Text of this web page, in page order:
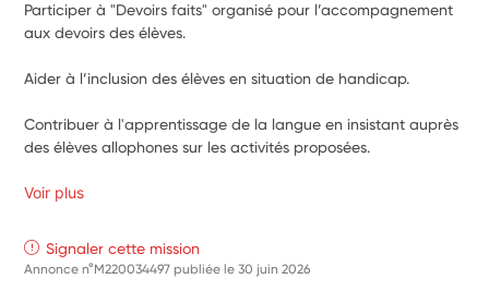
Participer à "Devoirs faits" organisé pour l’accompagnement
aux devoirs des élèves.
Aider à l’inclusion des élèves en situation de handicap.
Contribuer à l'apprentissage de la langue en insistant auprès
des élèves allophones sur les activités proposées.
Voir plus
Signaler cette mission
Annonce n°M220034497 publiée le30 juin 2026